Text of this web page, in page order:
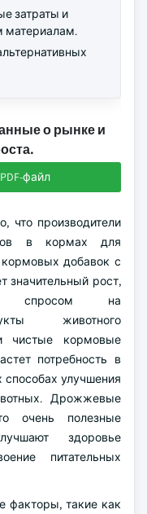
затраты и
материалам.
о рынке и
файл
что производители
в кормах для
добавок с
значительный рост,
спросом на
животного
чистые кормовые
потребность в
способах улучшения
Дрожжевые
очень полезные
здоровье
питательных
факторы, такие как